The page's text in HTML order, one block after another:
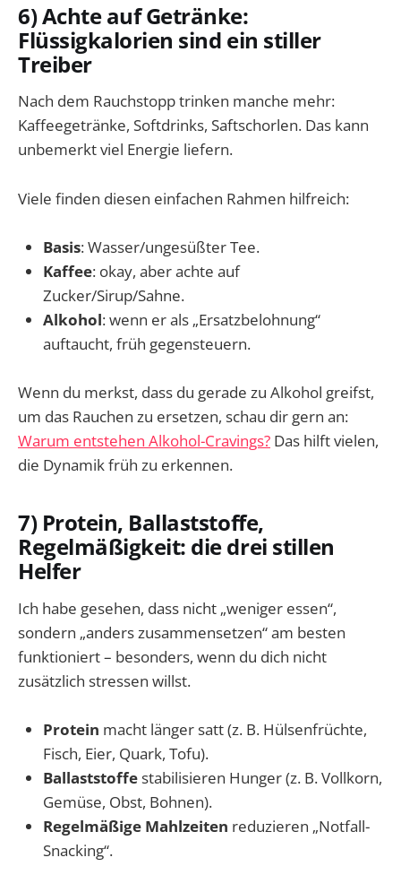
6) Achte auf Getränke:
Flüssigkalorien sind ein stiller
Treiber
Nach dem Rauchstopp trinken manche mehr:
Kaffeegetränke, Softdrinks, Saftschorlen. Das kann
unbemerkt viel Energie liefern.
Viele finden diesen einfachen Rahmen hilfreich:
Basis: Wasser/ungesüßter Tee.
Kaffee: okay, aber achte auf
Zucker/Sirup/Sahne.
Alkohol: wenn er als „Ersatzbelohnung“
auftaucht, früh gegensteuern.
Wenn du merkst, dass du gerade zu Alkohol greifst,
um das Rauchen zu ersetzen, schau dir gern an:
Warum entstehen Alkohol-Cravings? Das hilft vielen,
die Dynamik früh zu erkennen.
7) Protein, Ballaststoffe,
Regelmäßigkeit: die drei stillen
Helfer
Ich habe gesehen, dass nicht „weniger essen“,
sondern „anders zusammensetzen“ am besten
funktioniert – besonders, wenn du dich nicht
zusätzlich stressen willst.
Protein macht länger satt (z. B. Hülsenfrüchte,
Fisch, Eier, Quark, Tofu).
Ballaststoffestabilisieren Hunger (z. B. Vollkorn,
Gemüse, Obst, Bohnen).
Regelmäßige Mahlzeiten reduzieren „Notfall-
Snacking“.